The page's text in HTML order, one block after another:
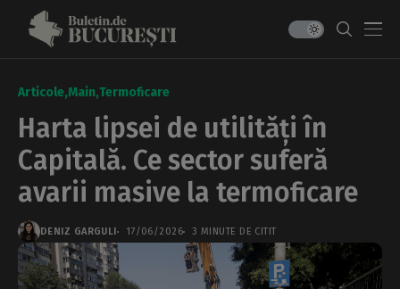
Articole Main Termoficare
Harta lipsei de utilități în
Capitală. Ce sector suferă
avarii masive la termoficare
DENIZ GARGULI 17/06/2026 3 MINUTE DE CITIT